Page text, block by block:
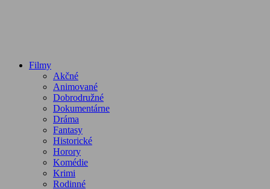
Filmy
Akčné
Animované
Dobrodružné
Dokumentárne
Dráma
Fantasy
Historické
Horory
Komédie
Krimi
Rodinné